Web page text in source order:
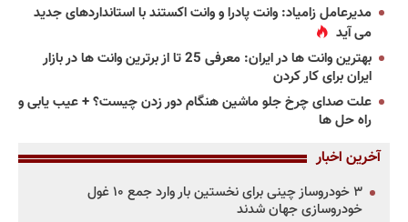
مدیرعامل زامیاد: وانت پادرا و وانت اکستند با استانداردهای جدید
می آید
بهترین وانت ها در ایران: معرفی 25 تا از برترین وانت ها در بازار
ایران برای کار کردن
علت صدای چرخ جلو ماشین هنگام دور زدن چیست؟ + عیب یابی و
راه حل ها
آخرین اخبار
۳ خودروساز چینی برای نخستین بار وارد جمع ۱۰ غول
خودروسازی جهان شدند